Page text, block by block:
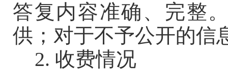
答复内容准确、完整
供；对于不予公开的信
2. 收费情况